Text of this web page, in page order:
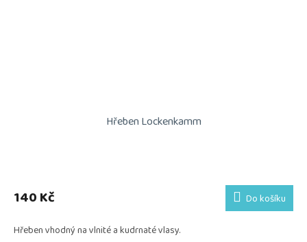
Hřeben Lockenkamm
140 Kč Do košíku
Hřeben vhodný na vlnité a kudrnaté vlasy.